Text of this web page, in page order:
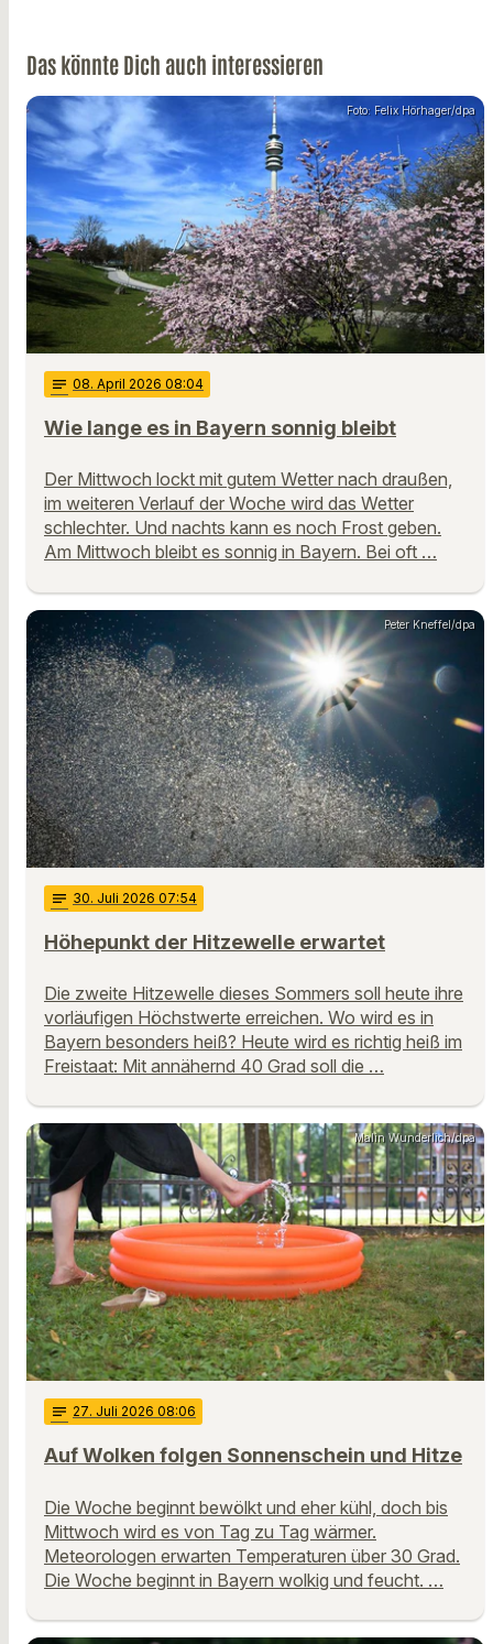
Das könnte Dich auch interessieren
Foto: Felix Hörhager/dpa
notes 08. April 2026 08:04
Wie lange es in Bayern sonnig bleibt
Der Mittwoch lockt mit gutem Wetter nach draußen,
im weiteren Verlauf der Woche wird das Wetter
schlechter. Und nachts kann es noch Frost geben.
Am Mittwoch bleibt es sonnig in Bayern. Bei oft …
Peter Kneffel/dpa
notes 30. Juli 2026 07:54
Höhepunkt der Hitzewelle erwartet
Die zweite Hitzewelle dieses Sommers soll heute ihre
vorläufigen Höchstwerte erreichen. Wo wird es in
Bayern besonders heiß? Heute wird es richtig heiß im
Freistaat: Mit annähernd 40 Grad soll die …
Malin Wunderlich/dpa
notes 27. Juli 2026 08:06
Auf Wolken folgen Sonnenschein und Hitze
Die Woche beginnt bewölkt und eher kühl, doch bis
Mittwoch wird es von Tag zu Tag wärmer.
Meteorologen erwarten Temperaturen über 30 Grad.
Die Woche beginnt in Bayern wolkig und feucht. …